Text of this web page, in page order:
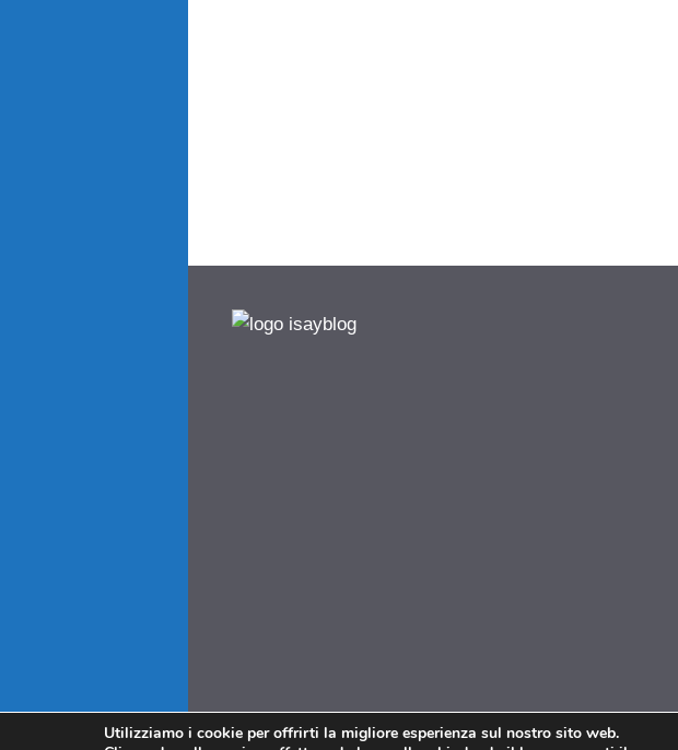
Utilizziamo i cookie per offrirti la migliore esperienza sul nostro sito web.